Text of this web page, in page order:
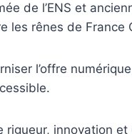
de l’ENS et
les rênes de France
l’offre
rigueur, innovation